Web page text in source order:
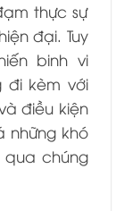
thực sự
đại. Tuy
binh vi
đi kèm với
điều kiện
những khó
chúng